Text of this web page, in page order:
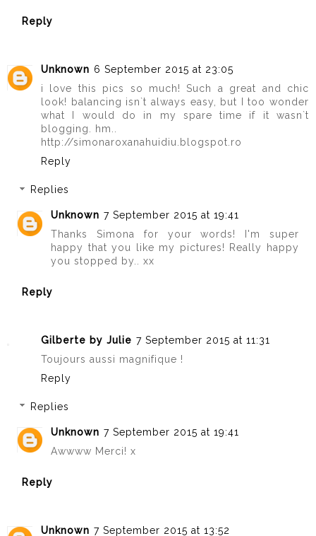
Reply
Unknown 6 September 2015 at 23:05
i love this pics so much! Such a great and chic
look! balancing isn`t always easy, but I too wonder
what I would do in my spare time if it wasn`t
blogging. hm..
http://simonaroxanahuidiu.blogspot.ro
Reply
Replies
Unknown 7 September 2015 at 19:41
Thanks Simona for your words! I'm super
happy that you like my pictures! Really happy
you stopped by.. xx
Reply
Gilberte by Julie 7 September 2015 at 11:31
Toujours aussi magnifique !
Reply
Replies
Unknown 7 September 2015 at 19:41
Awwww Merci! x
Reply
Unknown 7 September 2015 at 13:52